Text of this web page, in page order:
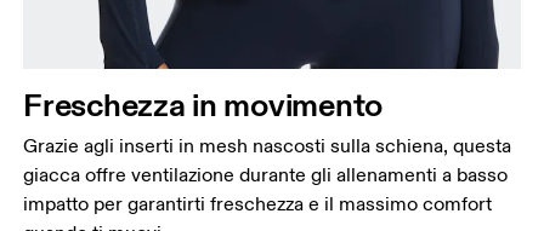
Freschezza in movimento
Grazie agli inserti in mesh nascosti sulla schiena, questa
giacca offre ventilazione durante gli allenamenti a basso
impatto per garantirti freschezza e il massimo comfort